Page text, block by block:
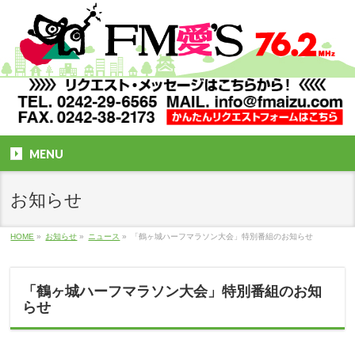
MENU
お知らせ
HOME » お知らせ » ニュース » 「鶴ヶ城ハーフマラソン大会」特別番組のお知らせ
「鶴ヶ城ハーフマラソン大会」特別番組のお知
らせ